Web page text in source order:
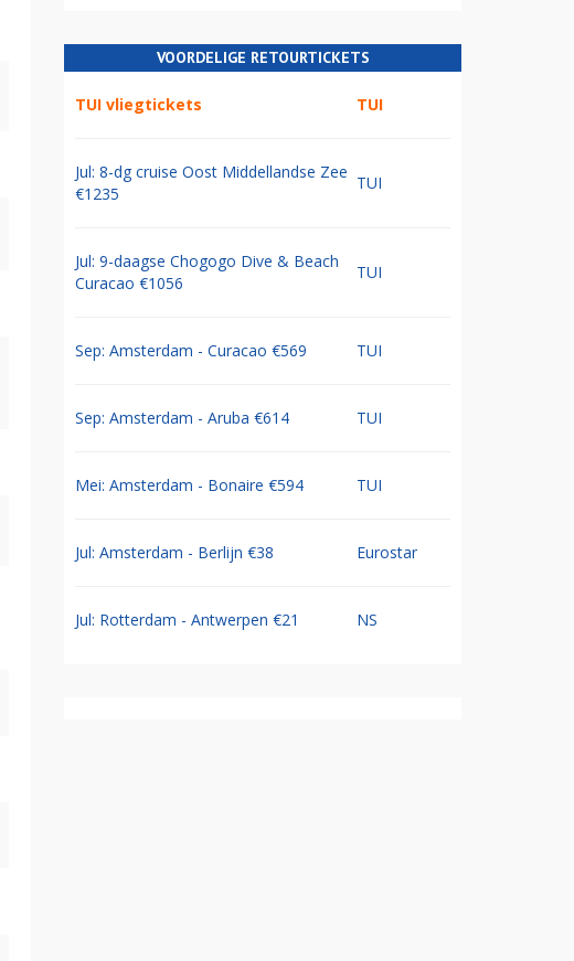
VOORDELIGE RETOURTICKETS
TUI vliegtickets TUI
Jul: 8-dg cruise Oost Middellandse Zee
€1235
TUI
Jul: 9-daagse Chogogo Dive & Beach
Curacao €1056
TUI
Sep: Amsterdam - Curacao €569 TUI
Sep: Amsterdam - Aruba €614 TUI
Mei: Amsterdam - Bonaire €594 TUI
Jul: Amsterdam - Berlijn €38 Eurostar
Jul: Rotterdam - Antwerpen €21 NS